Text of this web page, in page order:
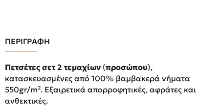
ΠΕΡΙΓΡΑΦΗ
Πετσέτες σετ 2 τεμαχίων (προσώπου),
κατασκευασμένες από 100% βαμβακερά νήματα
550gr/m². Εξαιρετικά απορροφητικές, αφράτες και
ανθεκτικές.